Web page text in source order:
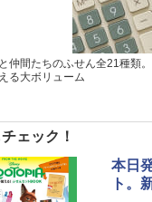
仲間たちのふせん全21種類
る大ボリューム
ェック！
本日
ト。